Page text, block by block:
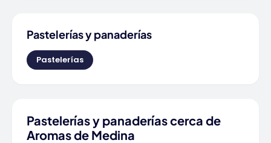
Pastelerías y panaderías
Pastelerías
Pastelerías y panaderías cerca de
Aromas de Medina